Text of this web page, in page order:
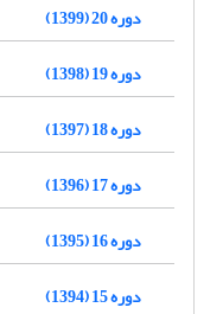
دوره 20 (1399)
دوره 19 (1398)
دوره 18 (1397)
دوره 17 (1396)
دوره 16 (1395)
دوره 15 (1394)